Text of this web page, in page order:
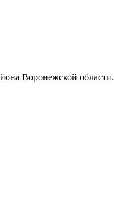
Воронежской области.